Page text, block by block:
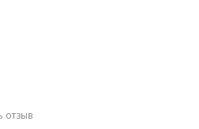
отзыв